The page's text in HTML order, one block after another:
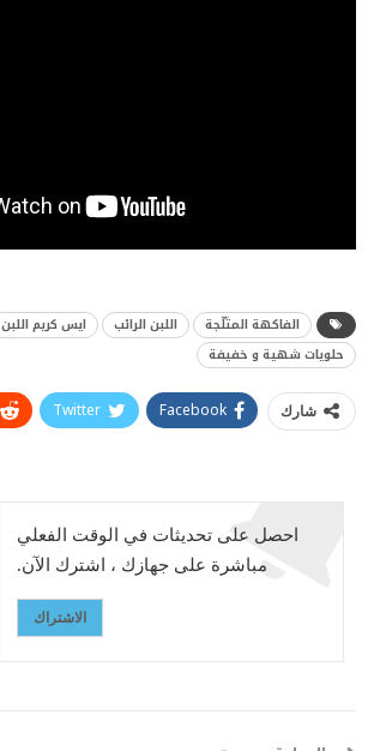
الفاكهة المثلّجة اللبن الرائب ايس كريم اللبن
حلويات شهية و خفيفة
شارك Facebook
Twitter
احصل على تحديثات في الوقت الفعلي
مباشرة على جهازك ، اشترك الآن.
الاشتراك